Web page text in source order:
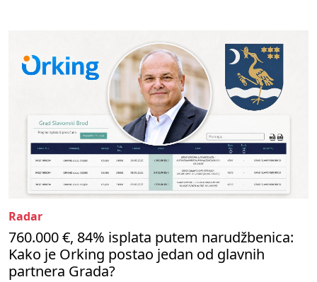
Radar
760.000 €, 84% isplata putem narudžbenica:
Kako je Orking postao jedan od glavnih
partnera Grada?